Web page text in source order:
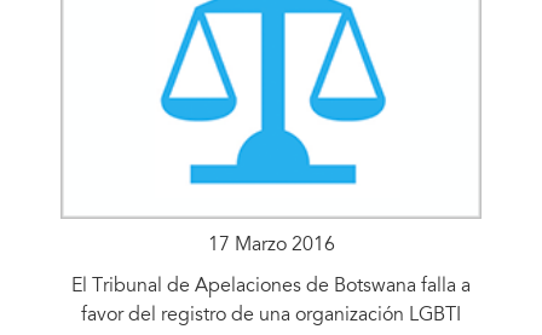
17 Marzo 2016
El Tribunal de Apelaciones de Botswana falla a
favor del registro de una organización LGBTI